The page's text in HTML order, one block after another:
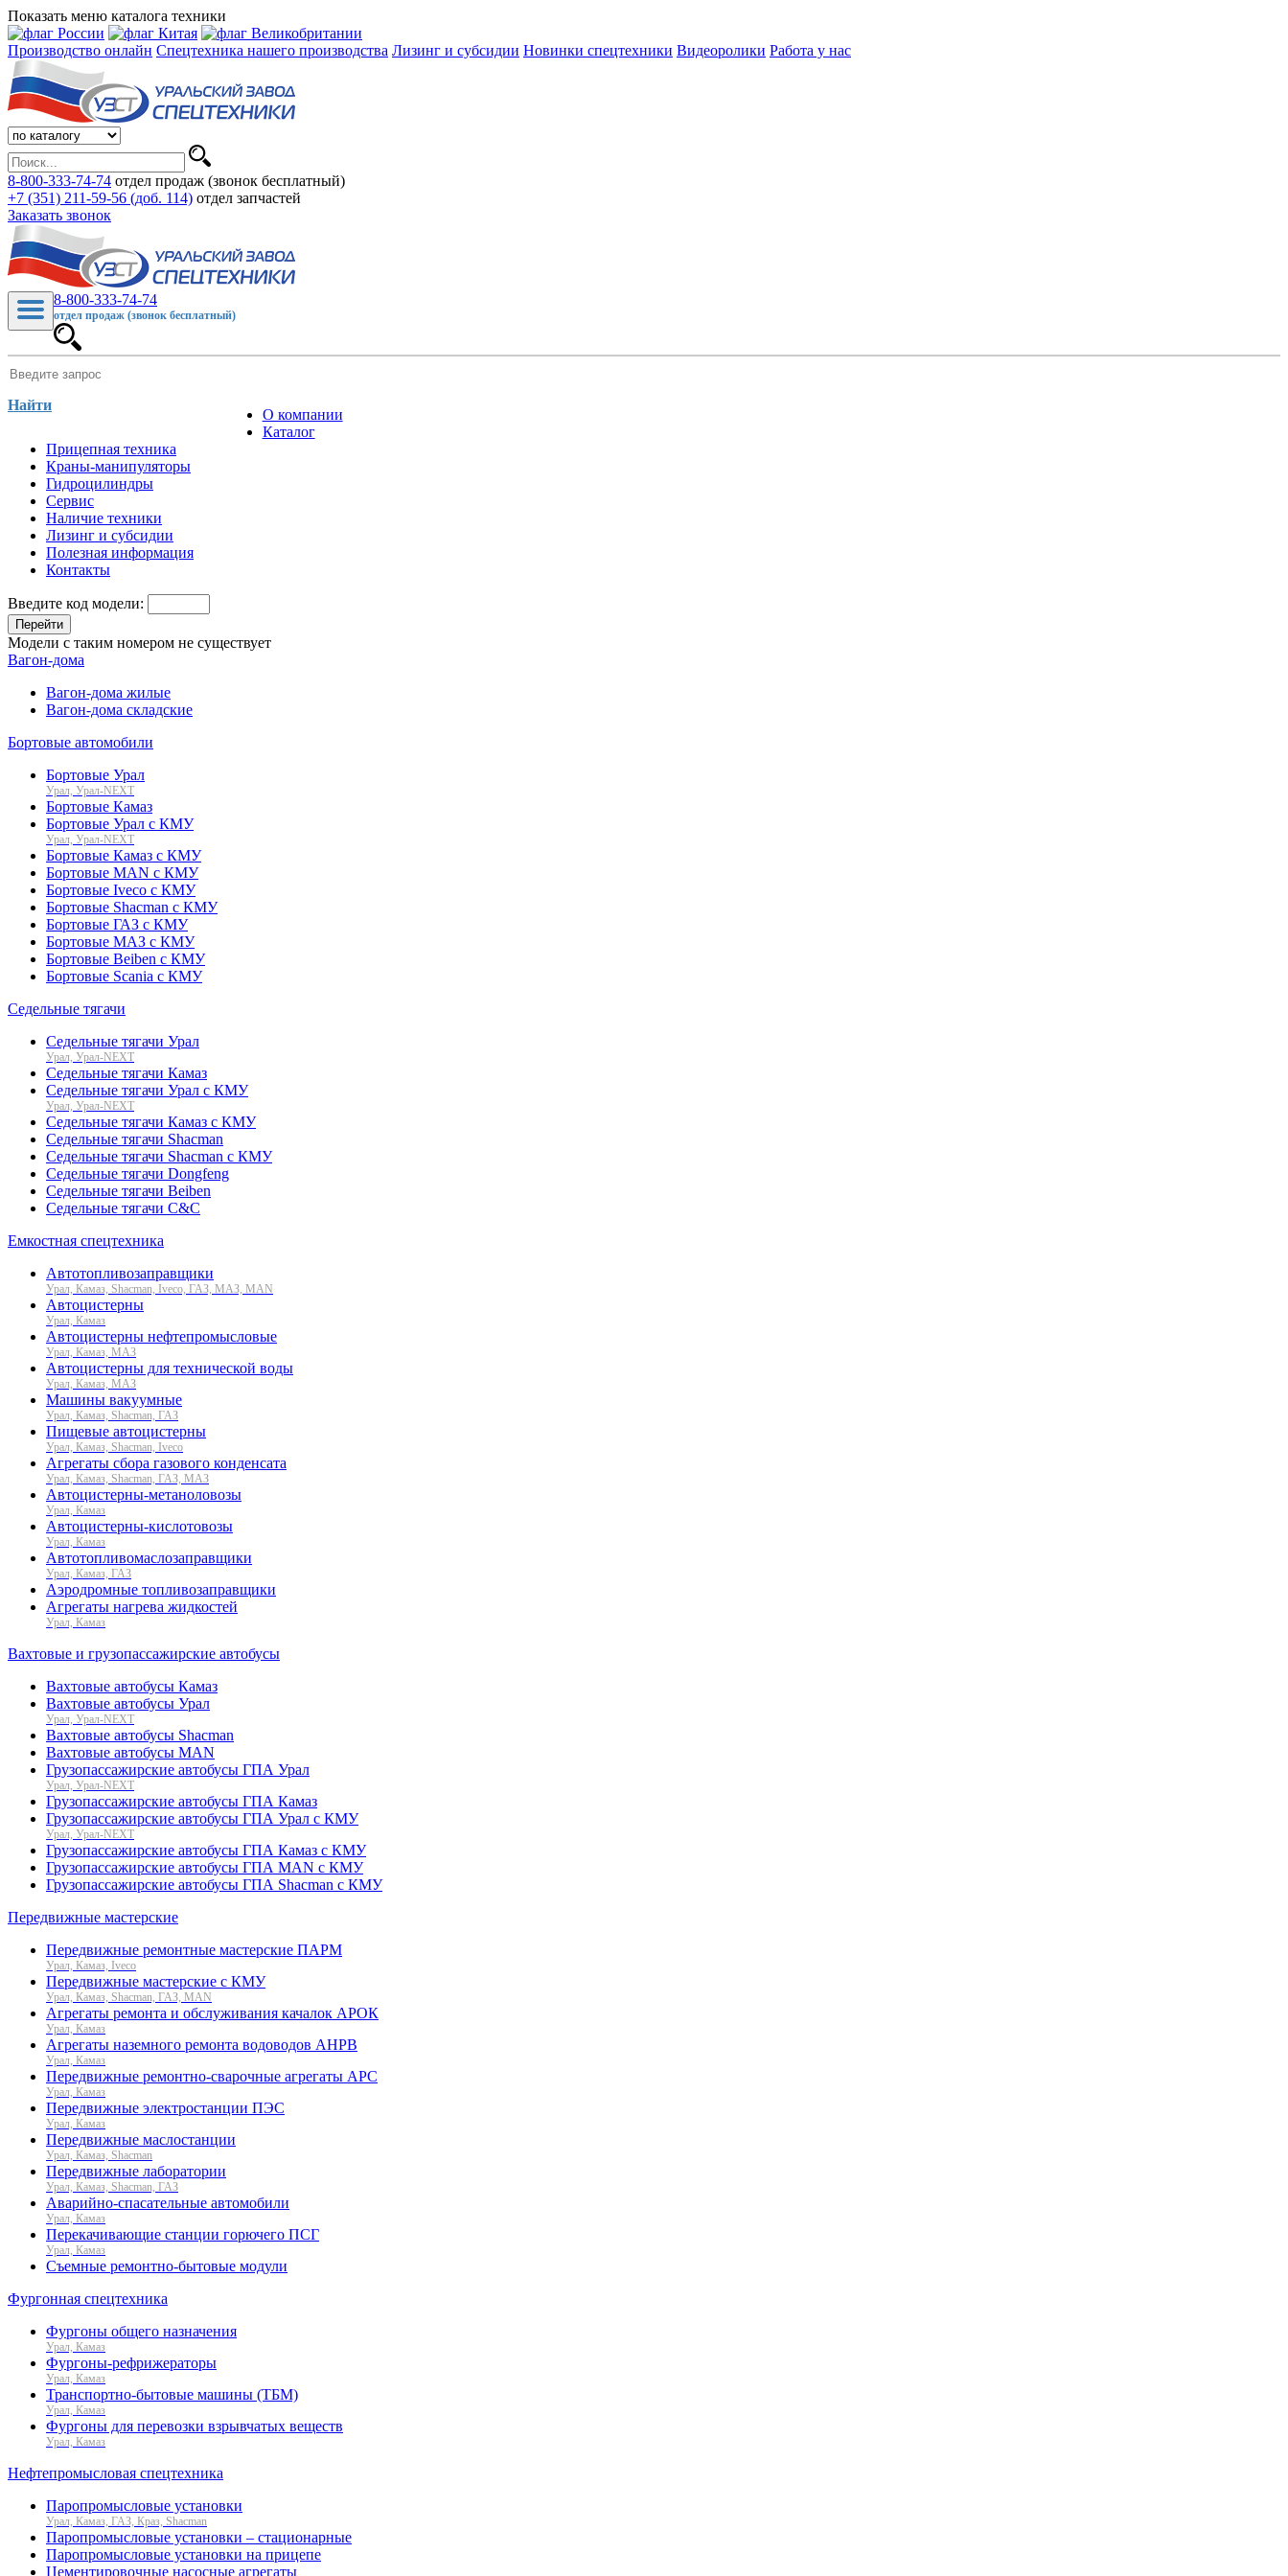
Показать меню каталога техники
Производство онлайн Спецтехника нашего производства Лизинг и субсидии Новинки спецтехники Видеоролики Работа у нас
8-800-333-74-74 отдел продаж (звонок бесплатный)
+7 (351) 211-59-56 (доб. 114) отдел запчастей
Заказать звонок
8-800-333-74-74
отдел продаж (звонок бесплатный)
Найти
О компании
Каталог
Прицепная техника
Краны-манипуляторы
Гидроцилиндры
Сервис
Наличие техники
Лизинг и субсидии
Полезная информация
Контакты
Введите код модели:
Перейти
Модели с таким номером не существует
Вагон-дома
Вагон-дома жилые
Вагон-дома складские
Бортовые автомобили
Бортовые Урал
Урал, Урал-NEXT
Бортовые Камаз
Бортовые Урал с КМУ
Урал, Урал-NEXT
Бортовые Камаз с КМУ
Бортовые MAN с КМУ
Бортовые Iveco с КМУ
Бортовые Shacman с КМУ
Бортовые ГАЗ с КМУ
Бортовые МАЗ с КМУ
Бортовые Beiben с КМУ
Бортовые Scania с КМУ
Седельные тягачи
Седельные тягачи Урал
Урал, Урал-NEXT
Седельные тягачи Камаз
Седельные тягачи Урал с КМУ
Урал, Урал-NEXT
Седельные тягачи Камаз с КМУ
Седельные тягачи Shacman
Седельные тягачи Shacman с КМУ
Седельные тягачи Dongfeng
Седельные тягачи Beiben
Седельные тягачи C&C
Емкостная спецтехника
Автотопливозаправщики
Урал, Камаз, Shacman, Iveco, ГАЗ, МАЗ, MAN
Автоцистерны
Урал, Камаз
Автоцистерны нефтепромысловые
Урал, Камаз, МАЗ
Автоцистерны для технической воды
Урал, Камаз, МАЗ
Машины вакуумные
Урал, Камаз, Shacman, ГАЗ
Пищевые автоцистерны
Урал, Камаз, Shacman, Iveco
Агрегаты сбора газового конденсата
Урал, Камаз, Shacman, ГАЗ, МАЗ
Автоцистерны-метаноловозы
Урал, Камаз
Автоцистерны-кислотовозы
Урал, Камаз
Автотопливомаслозаправщики
Урал, Камаз, ГАЗ
Аэродромные топливозаправщики
Агрегаты нагрева жидкостей
Урал, Камаз
Вахтовые и грузопассажирские автобусы
Вахтовые автобусы Камаз
Вахтовые автобусы Урал
Урал, Урал-NEXT
Вахтовые автобусы Shacman
Вахтовые автобусы MAN
Грузопассажирские автобусы ГПА Урал
Урал, Урал-NEXT
Грузопассажирские автобусы ГПА Камаз
Грузопассажирские автобусы ГПА Урал с КМУ
Урал, Урал-NEXT
Грузопассажирские автобусы ГПА Камаз с КМУ
Грузопассажирские автобусы ГПА MAN с КМУ
Грузопассажирские автобусы ГПА Shacman с КМУ
Передвижные мастерские
Передвижные ремонтные мастерские ПАРМ
Урал, Камаз, Iveco
Передвижные мастерские с КМУ
Урал, Камаз, Shacman, ГАЗ, MAN
Агрегаты ремонта и обслуживания качалок АРОК
Урал, Камаз
Агрегаты наземного ремонта водоводов АНРВ
Урал, Камаз
Передвижные ремонтно-сварочные агрегаты АРС
Урал, Камаз
Передвижные электростанции ПЭС
Урал, Камаз
Передвижные маслостанции
Урал, Камаз, Shacman
Передвижные лаборатории
Урал, Камаз, Shacman, ГАЗ
Аварийно-спасательные автомобили
Урал, Камаз
Перекачивающие станции горючего ПСГ
Урал, Камаз
Съемные ремонтно-бытовые модули
Фургонная спецтехника
Фургоны общего назначения
Урал, Камаз
Фургоны-рефрижераторы
Урал, Камаз
Транспортно-бытовые машины (ТБМ)
Урал, Камаз
Фургоны для перевозки взрывчатых веществ
Урал, Камаз
Нефтепромысловая спецтехника
Паропромысловые установки
Урал, Камаз, ГАЗ, Краз, Shacman
Паропромысловые установки – стационарные
Паропромысловые установки на прицепе
Цементировочные насосные агрегаты